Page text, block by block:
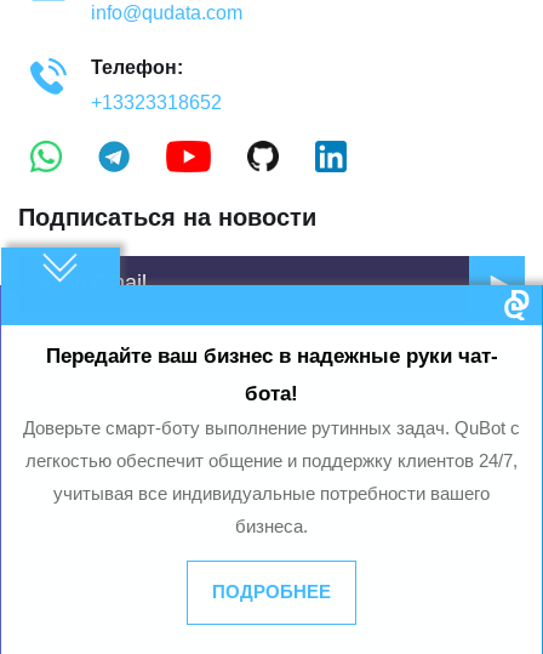
Передайте ваш бизнес в надежные руки чат-
бота!
Доверьте смарт-боту выполнение рутинных задач. QuBot с
легкостью обеспечит общение и поддержку клиентов 24/7,
учитывая все индивидуальные потребности вашего
бизнеса.
ПОДРОБНЕЕ
info@qudata.com
Телефон:
+13323318652
Подписаться на новости
Готовы начать?
Ваш электронный адрес не будет опубликован.
Обязательные поля помечены *